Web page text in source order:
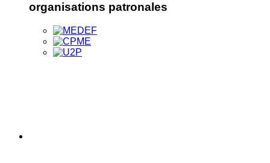
organisations patronales